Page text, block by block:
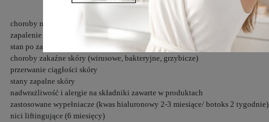
choroby nowotworowe
zapalenie żył, tętniaki, zakrzepy
stan po zawale serca
choroby zakaźne skóry (wirusowe, bakteryjne, grzybicze)
przerwanie ciągłości skóry
stany zapalne skóry
nadwrażliwość i alergie na składniki zawarte w produktach
zastosowane wypełniacze (kwas hialuronowy 2-3 miesiące/ botoks 2 tygodnie)
nici liftingujące (6 miesięcy)